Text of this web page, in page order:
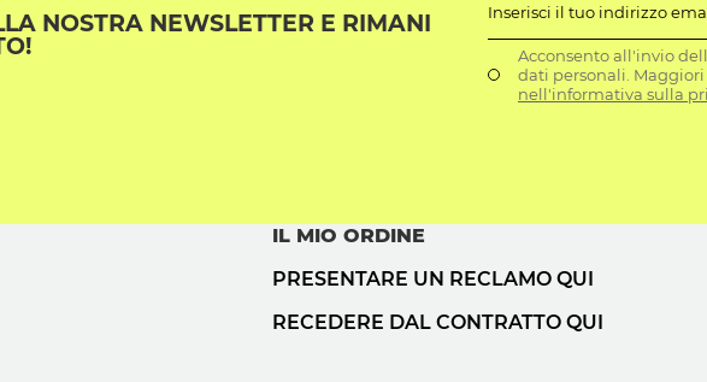
NOSTRA NEWSLETTER E RIMANI
Inserisci il tuo indirizzo
Acconsento all'invio
dati personali.
nell'informativa sulla
IL MIO ORDINE
PRESENTARE UN RECLAMO QUI
RECEDERE DAL CONTRATTO QUI